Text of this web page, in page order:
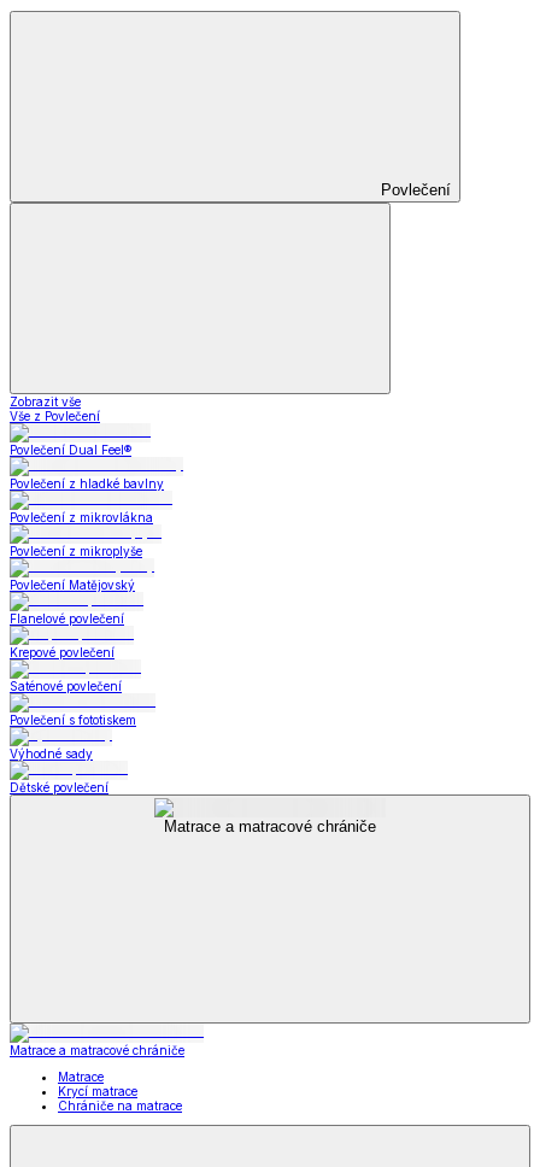
Povlečení
Zobrazit vše
Vše z Povlečení
Povlečení Dual Feel®
Povlečení z hladké bavlny
Povlečení z mikrovlákna
Povlečení z mikroplyše
Povlečení Matějovský
Flanelové povlečení
Krepové povlečení
Saténové povlečení
Povlečení s fototiskem
Výhodné sady
Dětské povlečení
Matrace a matracové chrániče
Matrace a matracové chrániče
Matrace
Krycí matrace
Chrániče na matrace